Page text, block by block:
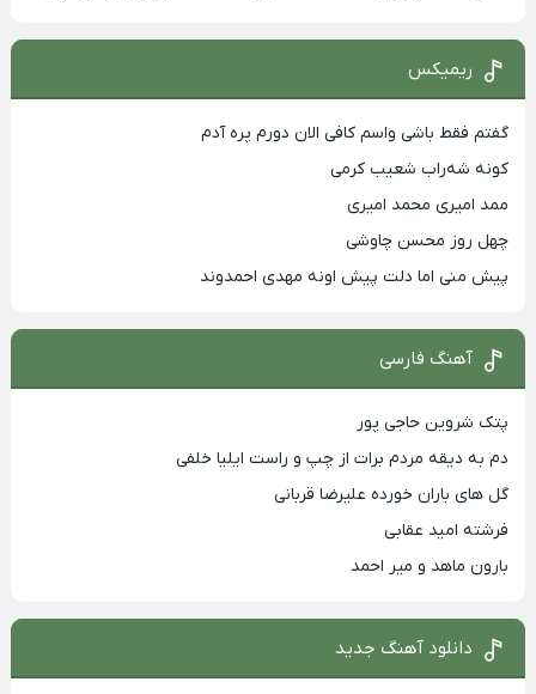
ریمیکس
گفتم فقط باشی واسم کافی الان دورم پره آدم
کونه شه‌راب شعیب کرمی
ممد امیری محمد امیری
چهل روز محسن چاوشی
پیش منی اما دلت پیش اونه مهدی احمدوند
آهنگ فارسی
پتک شروین حاجی پور
دم به دیقه مردم برات از چپ و راست ایلیا خلفی
گل های باران خورده علیرضا قربانی
فرشته امید عقابی
بارون ماهد و میر احمد
دانلود آهنگ جدید